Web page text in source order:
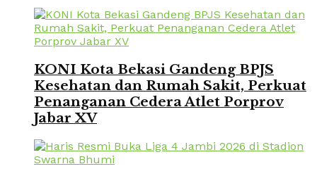
KONI Kota Bekasi Gandeng BPJS
Kesehatan dan Rumah Sakit, Perkuat
Penanganan Cedera Atlet Porprov
Jabar XV